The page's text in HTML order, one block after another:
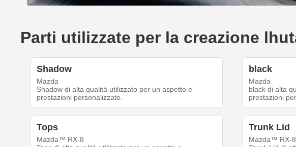
Parti utilizzate per la creazione
Shadow
Mazda
Shadow di alta qualità utilizzato per un aspetto e
prestazioni personalizzate.
black
Mazda
black di alta
prestazioni
Tops
Mazda™ RX-8
Trunk Lid
Mazda™ RX-8